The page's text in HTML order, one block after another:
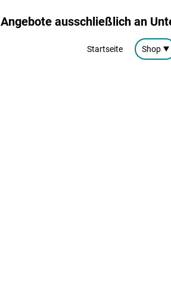
Angebote ausschließlich an
Startseite Shop